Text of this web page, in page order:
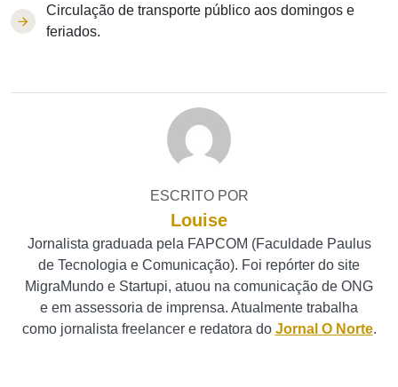
Circulação de transporte público aos domingos e
feriados.
ESCRITO POR
Louise
Jornalista graduada pela FAPCOM (Faculdade Paulus
de Tecnologia e Comunicação). Foi repórter do site
MigraMundo e Startupi, atuou na comunicação de ONG
e em assessoria de imprensa. Atualmente trabalha
como jornalista freelancer e redatora do Jornal O Norte.